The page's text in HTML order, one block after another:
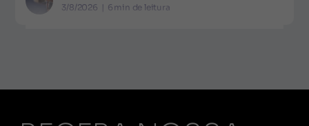
3/8/2026 | 6 min de leitura